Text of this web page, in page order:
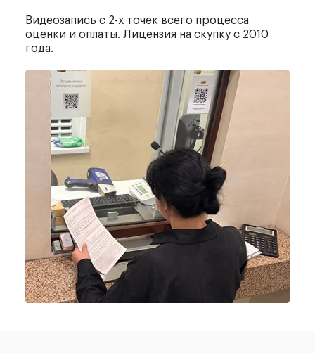
Видеозапись с 2-х точек всего процесса
оценки и оплаты. Лицензия на скупку с 2010
года.